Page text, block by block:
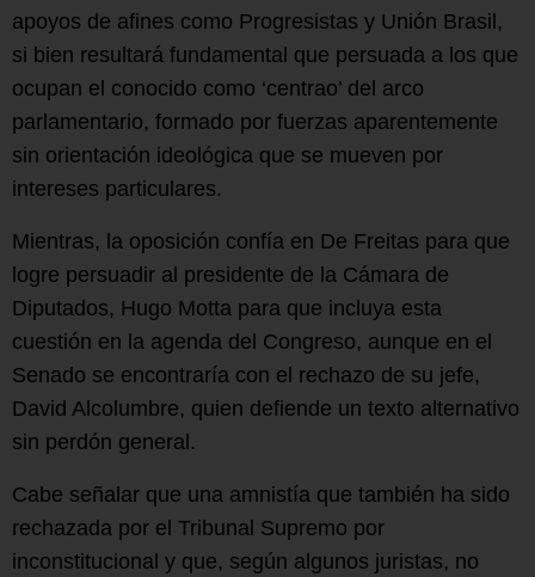
apoyos de afines como Progresistas y Unión Brasil,
si bien resultará fundamental que persuada a los que
ocupan el conocido como ‘centrao’ del arco
parlamentario, formado por fuerzas aparentemente
sin orientación ideológica que se mueven por
intereses particulares.
Mientras, la oposición confía en De Freitas para que
logre persuadir al presidente de la Cámara de
Diputados, Hugo Motta para que incluya esta
cuestión en la agenda del Congreso, aunque en el
Senado se encontraría con el rechazo de su jefe,
David Alcolumbre, quien defiende un texto alternativo
sin perdón general.
Cabe señalar que una amnistía que también ha sido
rechazada por el Tribunal Supremo por
inconstitucional y que, según algunos juristas, no